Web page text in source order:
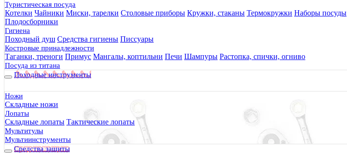
Туристическая посуда
Котелки Чайники Миски, тарелки Столовые приборы Кружки, стаканы Термокружки Наборы посуды
Плодосборники
Гигиена
Походный душ Средства гигиены Писсуары
Костровые принадлежности
Таганки, треноги Примус Мангалы, коптильни Печи Шампуры Растопка, спички, огниво
Посуда из титана
Походные инструменты
Ножи
Складные ножи
Лопаты
Складные лопаты Тактические лопаты
Мультитулы
Мультиинструменты
Средства защиты
Суп грибной с гренками Cabra Montana Кабра Монтана 50 г
Сытный и полезный обед для любителей туризма и активного отдыха
280 руб.
210 руб.